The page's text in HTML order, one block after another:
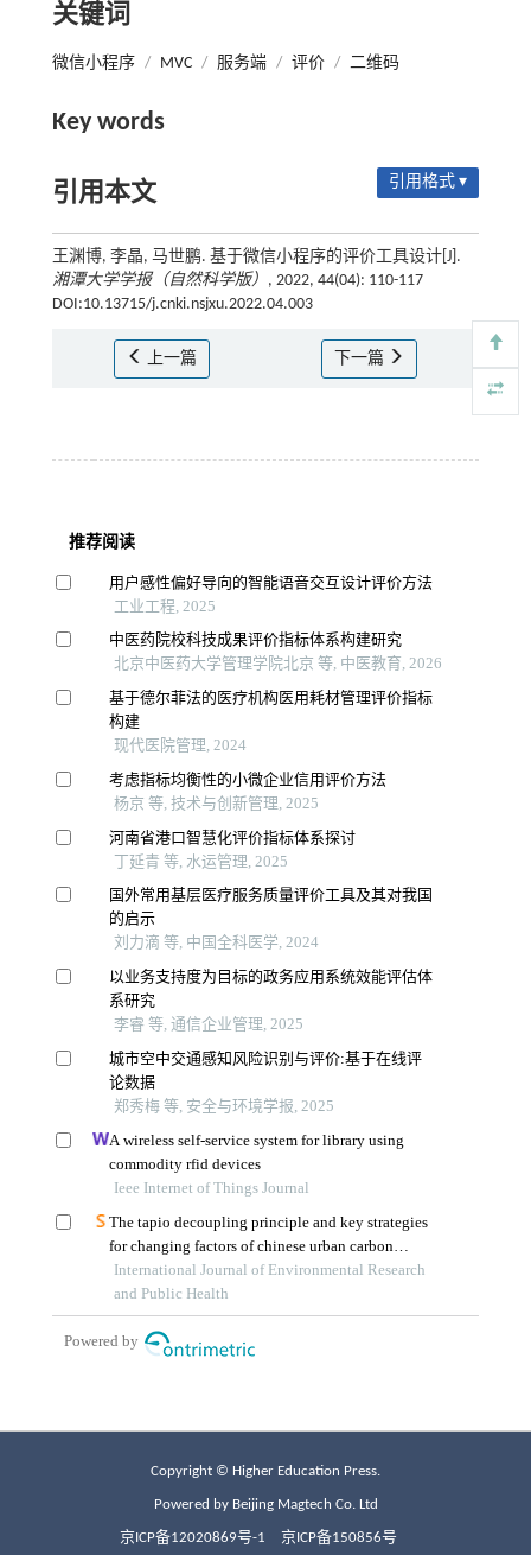
关键词
微信小程序 / MVC / 服务端 / 评价 / 二维码
Key words
引用本文 引用格式 ▾
王渊博, 李晶, 马世鹏. 基于微信小程序的评价工具设计[J].
湘潭大学学报（自然科学版） , 2022, 44(04): 110-117
DOI:10.13715/j.cnki.nsjxu.2022.04.003
上一篇 下一篇
Copyright © Higher Education Press.
Powered by Beijing Magtech Co. Ltd
京ICP备12020869号-1 京ICP备150856号